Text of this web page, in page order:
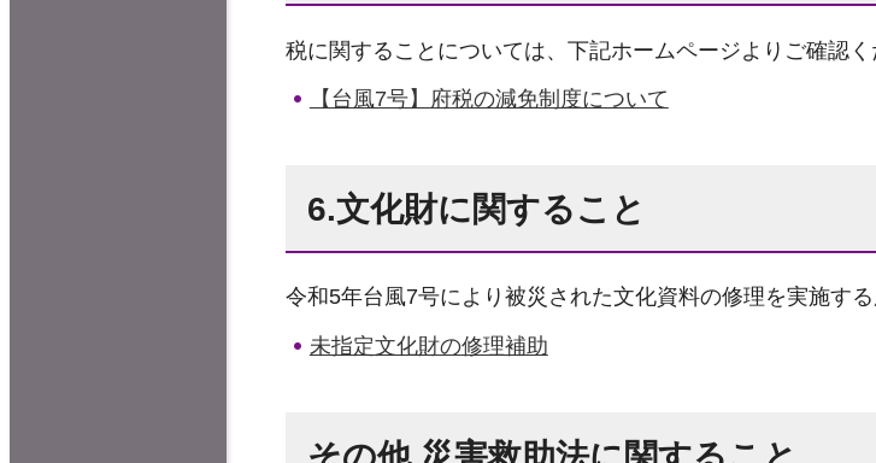
税に関することについては、下記ホームページよりご確認く
【台風7号】府税の減免制度について
6.文化財に関すること
令和5年台風7号により被災された文化資料の修理を実施す
未指定文化財の修理補助